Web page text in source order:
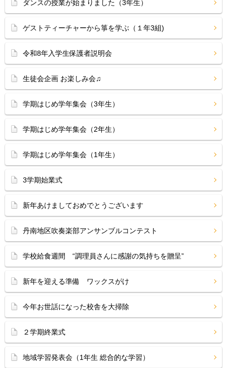
ダンスの授業が始まりました（3年生）
ゲストティーチャーから箏を学ぶ（１年3組)
令和8年入学生保護者説明会
生徒会企画 お楽しみ会♫
学期はじめ学年集会（3年生）
学期はじめ学年集会（2年生）
学期はじめ学年集会（1年生）
3学期始業式
新年あけましておめでとうございます
丹南地区吹奏楽部アンサンブルコンテスト
学校給食週間 “調理員さんに感謝の気持ちを贈呈”
新年を迎える準備 ワックスがけ
今年お世話になった校舎を大掃除
２学期終業式
地域学習発表会（1年生 総合的な学習）